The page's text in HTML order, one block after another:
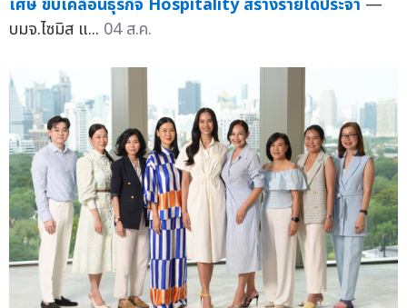
เศษ ขับเคลื่อนธุรกิจ Hospitality สร้างรายได้ประจำ —
บมจ.ไซมิส แ... 04 ส.ค.